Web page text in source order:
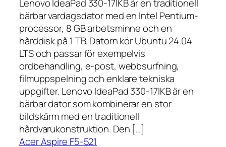
Lenovo IdeaPad 330-17IKB är en traditionell
bärbar vardagsdator med en Intel Pentium-
processor, 8 GB arbetsminne och en
hårddisk på 1 TB. Datorn kör Ubuntu 24.04
LTS och passar för exempelvis
ordbehandling, e-post, webbsurfning,
filmuppspelning och enklare tekniska
uppgifter. Lenovo IdeaPad 330-17IKB är en
bärbar dator som kombinerar en stor
bildskärm med en traditionell
hårdvarukonstruktion. Den […]
Acer Aspire F5-521